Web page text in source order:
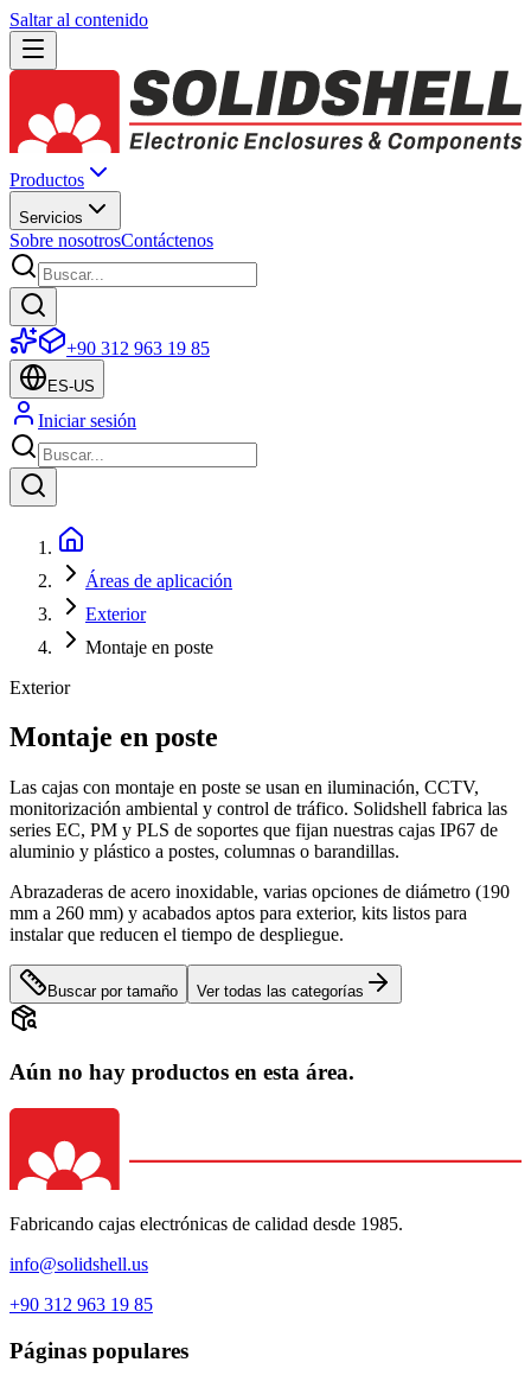
Saltar al contenido
Productos
Servicios
Sobre nosotrosContáctenos
+90 312 963 19 85
ES-US
Iniciar sesión
Áreas de aplicación
Exterior
Montaje en poste
Exterior
Montaje en poste
Las cajas con montaje en poste se usan en iluminación, CCTV,
monitorización ambiental y control de tráfico. Solidshell fabrica las
series EC, PM y PLS de soportes que fijan nuestras cajas IP67 de
aluminio y plástico a postes, columnas o barandillas.
Abrazaderas de acero inoxidable, varias opciones de diámetro (190
mm a 260 mm) y acabados aptos para exterior, kits listos para
instalar que reducen el tiempo de despliegue.
Buscar por tamaño Ver todas las categorías
Aún no hay productos en esta área.
Fabricando cajas electrónicas de calidad desde 1985.
info@solidshell.us
+90 312 963 19 85
Páginas populares